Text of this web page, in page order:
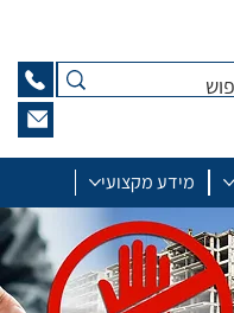
מידע מקצועי